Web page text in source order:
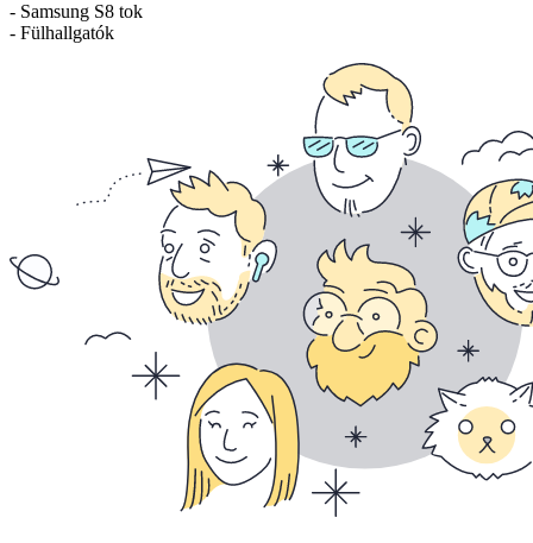
- Samsung S8 tok
- Fülhallgatók